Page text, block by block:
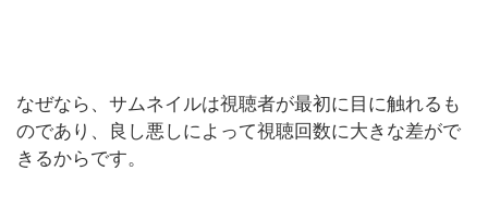
なぜなら、サムネイルは視聴者が最初に目に触れるも
のであり、良し悪しによって視聴回数に大きな差がで
きるからです。